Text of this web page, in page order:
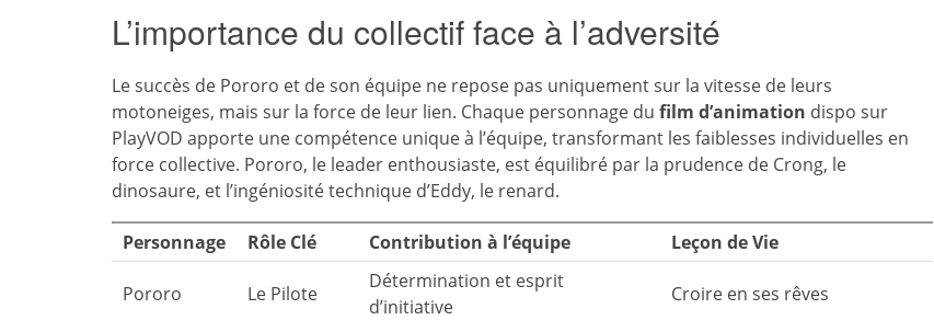
L’importance du collectif face à l’adversité
Le succès de Pororo et de son équipe ne repose pas uniquement sur la vitesse de leurs
motoneiges, mais sur la force de leur lien. Chaque personnage du film d’animation dispo sur
PlayVOD apporte une compétence unique à l’équipe, transformant les faiblesses individuelles en
force collective. Pororo, le leader enthousiaste, est équilibré par la prudence de Crong, le
dinosaure, et l’ingéniosité technique d’Eddy, le renard.
Personnage Rôle Clé Contribution à l’équipe Leçon de Vie
Pororo Le Pilote
Détermination et esprit
d’initiative
Croire en ses rêves